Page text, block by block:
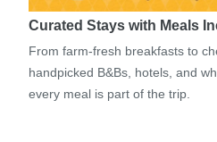
Curated Stays with Meals
From farm-fresh breakfasts to
handpicked B&Bs, hotels, and
every meal is part of the trip.